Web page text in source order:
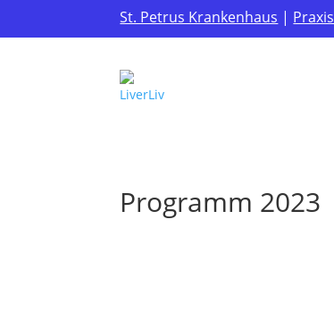
St. Petrus Krankenhaus | Praxis
Programm 2023